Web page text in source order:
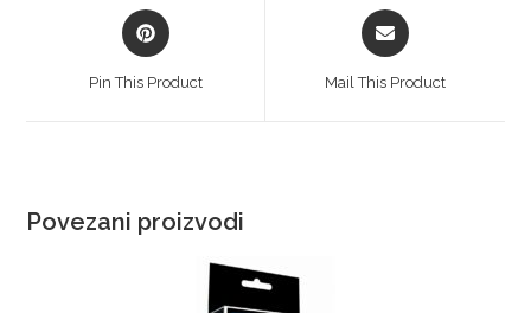
Pin This Product Mail This Product
Povezani proizvodi